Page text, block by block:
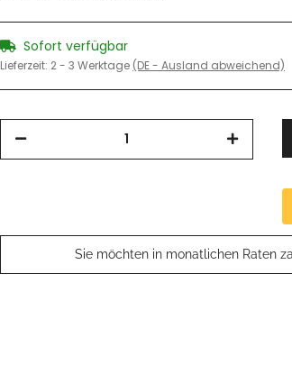
Sofort verfügbar
Lieferzeit: 2 - 3 Werktage (DE - Ausland abweichend)
Sie möchten in monatlichen Raten